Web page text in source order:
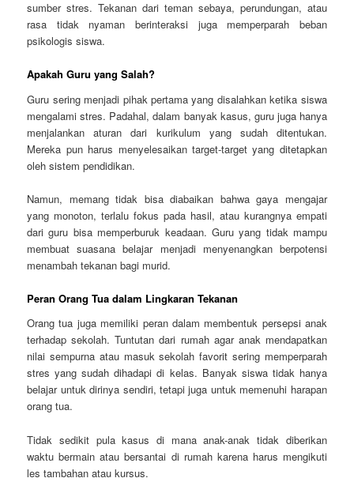
sumber stres. Tekanan dari teman sebaya, perundungan, atau
rasa tidak nyaman berinteraksi juga memperparah beban
psikologis siswa.
Apakah Guru yang Salah?
Guru sering menjadi pihak pertama yang disalahkan ketika siswa
mengalami stres. Padahal, dalam banyak kasus, guru juga hanya
menjalankan aturan dari kurikulum yang sudah ditentukan.
Mereka pun harus menyelesaikan target-target yang ditetapkan
oleh sistem pendidikan.
Namun, memang tidak bisa diabaikan bahwa gaya mengajar
yang monoton, terlalu fokus pada hasil, atau kurangnya empati
dari guru bisa memperburuk keadaan. Guru yang tidak mampu
membuat suasana belajar menjadi menyenangkan berpotensi
menambah tekanan bagi murid.
Peran Orang Tua dalam Lingkaran Tekanan
Orang tua juga memiliki peran dalam membentuk persepsi anak
terhadap sekolah. Tuntutan dari rumah agar anak mendapatkan
nilai sempurna atau masuk sekolah favorit sering memperparah
stres yang sudah dihadapi di kelas. Banyak siswa tidak hanya
belajar untuk dirinya sendiri, tetapi juga untuk memenuhi harapan
orang tua.
Tidak sedikit pula kasus di mana anak-anak tidak diberikan
waktu bermain atau bersantai di rumah karena harus mengikuti
les tambahan atau kursus.